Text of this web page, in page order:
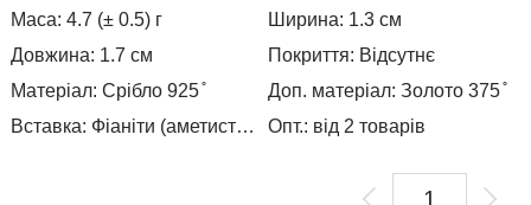
Маса: 4.7 (± 0.5) г Ширина: 1.3см
Довжина: 1.7 см
Покриття: Відсутнє
Матеріал: Срібло 925 ̊
Доп. матеріал: Золото 375 ̊
Вставка: Фіаніти (аметистовий колір)
Опт.: від 2 товарів